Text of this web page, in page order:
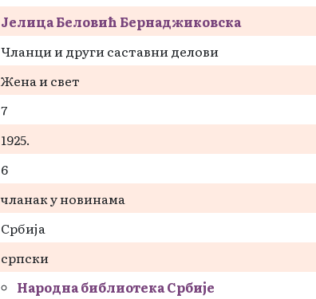
Јелица Беловић Бернаджиковска
Чланци и други саставни делови
Жена и свет
7
1925.
6
чланак у новинама
Србија
српски
Народна библиотека Србије